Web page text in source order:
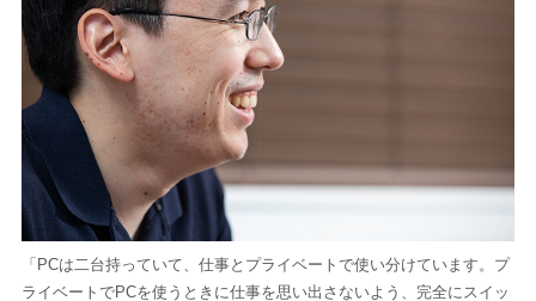
「PCは二台持っていて、仕事とプライベートで使い分けています。プ
ライベートでPCを使うときに仕事を思い出さないよう、完全にスイッ